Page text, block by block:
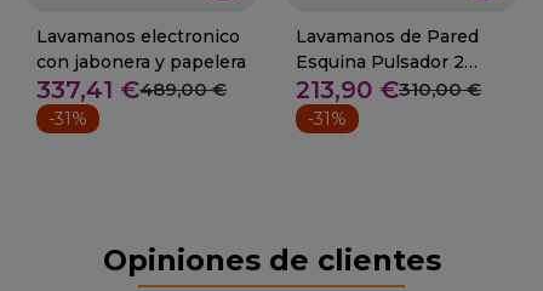
Lavamanos electronico
con jabonera y papelera
337,41 €489,00 €
-31%
Lavamanos de Pared
Esquina Pulsador 2
Aguas 06-061424
213,90 €310,00 €
-31%
Opiniones de clientes